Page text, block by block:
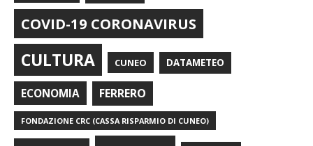
COVID-19 CORONAVIRUS
CULTURA CUNEO DATAMETEO
ECONOMIA FERRERO
FONDAZIONE CRC (CASSA RISPARMIO DI CUNEO)